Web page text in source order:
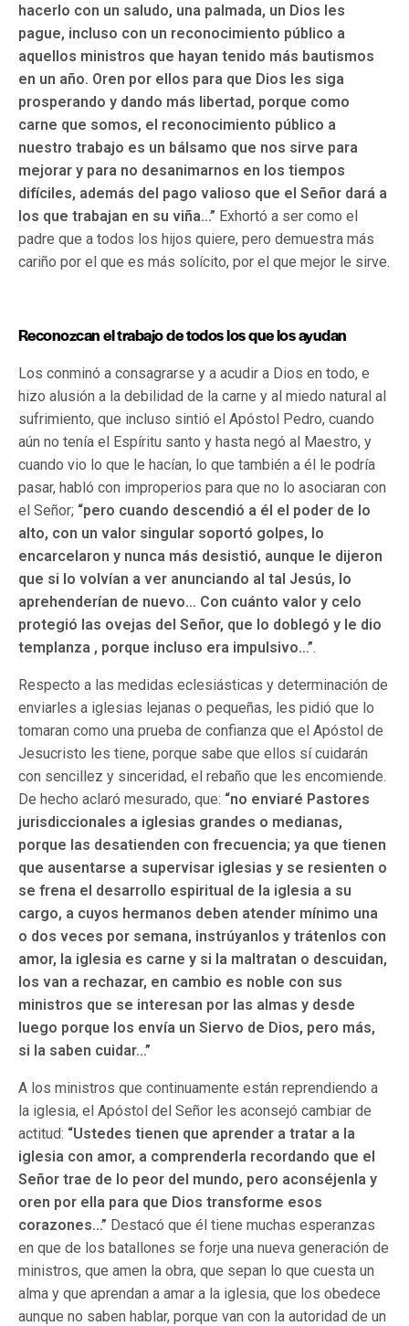
hacerlo con un saludo, una palmada, un Dios les
pague, incluso con un reconocimiento público a
aquellos ministros que hayan tenido más bautismos
en un año. Oren por ellos para que Dios les siga
prosperando y dando más libertad, porque como
carne que somos, el reconocimiento público a
nuestro trabajo es un bálsamo que nos sirve para
mejorar y para no desanimarnos en los tiempos
difíciles, además del pago valioso que el Señor dará a
los que trabajan en su viña…” Exhortó a ser como el
padre que a todos los hijos quiere, pero demuestra más
cariño por el que es más solícito, por el que mejor le sirve.
Reconozcan el trabajo de todos los que los ayudan
Los conminó a consagrarse y a acudir a Dios en todo, e
hizo alusión a la debilidad de la carne y al miedo natural al
sufrimiento, que incluso sintió el Apóstol Pedro, cuando
aún no tenía el Espíritu santo y hasta negó al Maestro, y
cuando vio lo que le hacían, lo que también a él le podría
pasar, habló con improperios para que no lo asociaran con
el Señor; “pero cuando descendió a él el poder de lo
alto, con un valor singular soportó golpes, lo
encarcelaron y nunca más desistió, aunque le dijeron
que si lo volvían a ver anunciando al tal Jesús, lo
aprehenderían de nuevo… Con cuánto valor y celo
protegió las ovejas del Señor, que lo doblegó y le dio
templanza , porque incluso era impulsivo…”.
Respecto a las medidas eclesiásticas y determinación de
enviarles a iglesias lejanas o pequeñas, les pidió que lo
tomaran como una prueba de confianza que el Apóstol de
Jesucristo les tiene, porque sabe que ellos sí cuidarán
con sencillez y sinceridad, el rebaño que les encomiende.
De hecho aclaró mesurado, que: “no enviaré Pastores
jurisdiccionales a iglesias grandes o medianas,
porque las desatienden con frecuencia; ya que tienen
que ausentarse a supervisar iglesias y se resienten o
se frena el desarrollo espiritual de la iglesia a su
cargo, a cuyos hermanos deben atender mínimo una
o dos veces por semana, instrúyanlos y trátenlos con
amor, la iglesia es carne y si la maltratan o descuidan,
los van a rechazar, en cambio es noble con sus
ministros que se interesan por las almas y desde
luego porque los envía un Siervo de Dios, pero más,
si la saben cuidar…”
A los ministros que continuamente están reprendiendo a
la iglesia, el Apóstol del Señor les aconsejó cambiar de
actitud: “Ustedes tienen que aprender a tratar a la
iglesia con amor, a comprenderla recordando que el
Señor trae de lo peor del mundo, pero aconséjenla y
oren por ella para que Dios transforme esos
corazones…” Destacó que él tiene muchas esperanzas
en que de los batallones se forje una nueva generación de
ministros, que amen la obra, que sepan lo que cuesta un
alma y que aprendan a amar a la iglesia, que los obedece
aunque no saben hablar, porque van con la autoridad de un